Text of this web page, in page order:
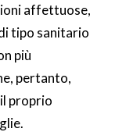
affettuose,
tipo sanitario
più
pertanto,
proprio